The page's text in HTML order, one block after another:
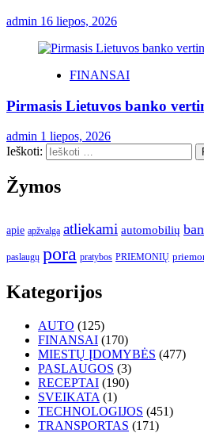
admin 16 liepos, 2026
FINANSAI
Pirmasis Lietuvos banko
admin 1 liepos, 2026
Ieškoti:
Žymos
apie apžvalga atliekami automobilių
paslaugų pora pratybos PRIEMONIŲ
Kategorijos
AUTO (125)
FINANSAI (170)
MIESTŲ ĮDOMYBĖS (477)
PASLAUGOS (3)
RECEPTAI (190)
SVEIKATA (1)
TECHNOLOGIJOS (451)
TRANSPORTAS (171)